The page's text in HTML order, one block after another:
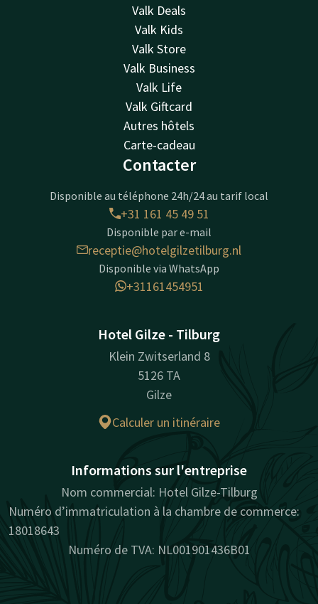
Valk Deals
Valk Kids
Valk Store
Valk Business
Valk Life
Valk Giftcard
Autres hôtels
Carte-cadeau
Contacter
Disponible au téléphone 24h/24 au tarif local
+31 161 45 49 51
Disponible par e-mail
receptie@hotelgilzetilburg.nl
Disponible via WhatsApp
+31161454951
Hotel Gilze - Tilburg
Klein Zwitserland 8
5126 TA
Gilze
Calculer un itinéraire
Informations sur l'entreprise
Nom commercial: Hotel Gilze-Tilburg
Numéro d’immatriculation à la chambre de commerce:
18018643
Numéro de TVA: NL001901436B01